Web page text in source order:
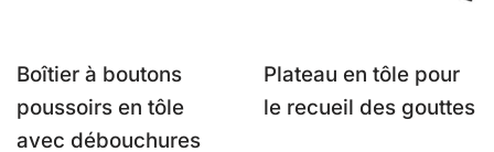
Boîtier à boutons
poussoirs en tôle
avec débouchures
Plateau en tôle pour
le recueil des gouttes